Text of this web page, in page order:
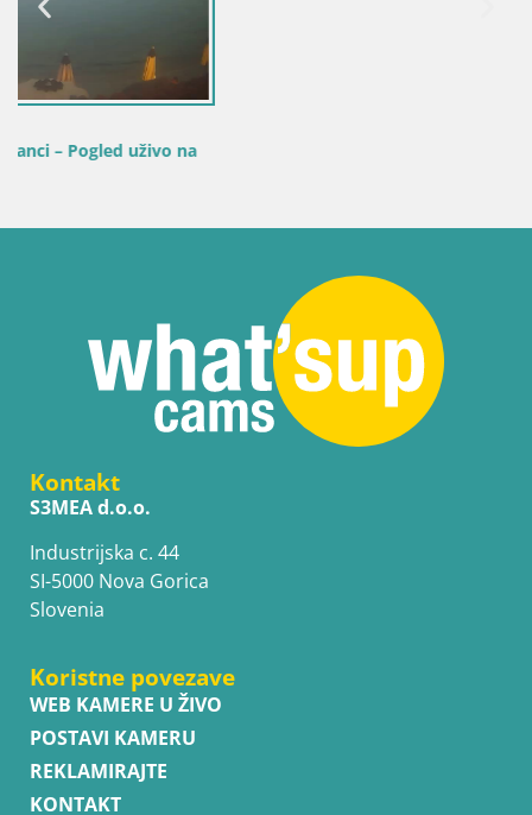
Kontakt
S3MEA d.o.o.
Industrijska c. 44
SI-5000 Nova Gorica
Slovenia
Koristne povezave
WEB KAMERE U ŽIVO
POSTAVI KAMERU
REKLAMIRAJTE
KONTAKT